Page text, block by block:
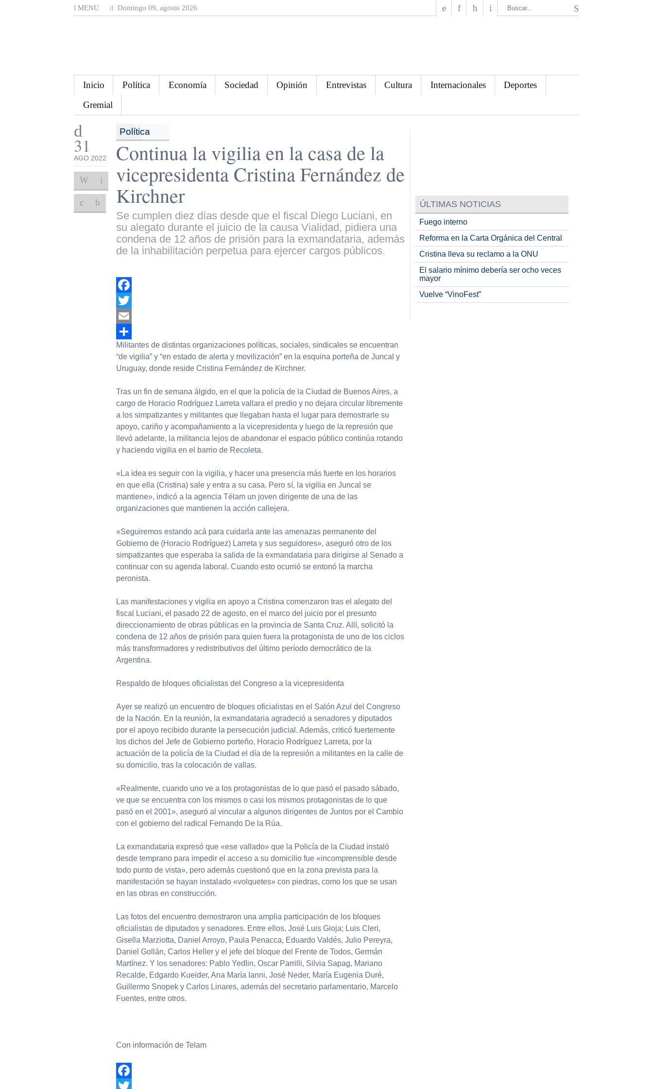
MENU Domingo 09, agosto 2026
Inicio Política Economía Sociedad Opinión Entrevistas Cultura Internacionales
Deportes
Gremial
31
AGO 2022
Política
Continua la vigilia en la casa de la
vicepresidenta Cristina Fernández de
Kirchner
Se cumplen diez días desde que el fiscal Diego Luciani, en
su alegato durante el juicio de la causa Vialidad, pidiera una
condena de 12 años de prisión para la exmandataria, además
de la inhabilitación perpetua para ejercer cargos públicos.
Facebook
Twitter
Email
Compartir
Militantes de distintas organizaciones políticas, sociales, sindicales se encuentran
“de vigilia” y “en estado de alerta y movilización” en la esquina porteña de Juncal y
Uruguay, donde reside Cristina Fernández de Kirchner.
Tras un fin de semana álgido, en el que la policía de la Ciudad de Buenos Aires, a
cargo de Horacio Rodríguez Larreta vallara el predio y no dejara circular libremente
a los simpatizantes y militantes que llegaban hasta el lugar para demostrarle su
apoyo, cariño y acompañamiento a la vicepresidenta y luego de la represión que
llevó adelante, la militancia lejos de abandonar el espacio público continúa rotando
y haciendo vigilia en el barrio de Recoleta.
«La idea es seguir con la vigilia, y hacer una presencia más fuerte en los horarios
en que ella (Cristina) sale y entra a su casa. Pero sí, la vigilia en Juncal se
mantiene», indicó a la agencia Télam un joven dirigente de una de las
organizaciones que mantienen la acción callejera.
«Seguiremos estando acá para cuidarla ante las amenazas permanente del
Gobierno de (Horacio Rodríguez) Larreta y sus seguidores», aseguró otro de los
simpatizantes que esperaba la salida de la exmandataria para dirigirse al Senado a
continuar con su agenda laboral. Cuando esto ocurrió se entonó la marcha
peronista.
Las manifestaciones y vigilia en apoyo a Cristina comenzaron tras el alegato del
fiscal Luciani, el pasado 22 de agosto, en el marco del juicio por el presunto
direccionamiento de obras públicas en la provincia de Santa Cruz. Allí, solicitó la
condena de 12 años de prisión para quien fuera la protagonista de uno de los ciclos
más transformadores y redistributivos del último período democrático de la
Argentina.
Respaldo de bloques oficialistas del Congreso a la vicepresidenta
Ayer se realizó un encuentro de bloques oficialistas en el Salón Azul del Congreso
de la Nación. En la reunión, la exmandataria agradeció a senadores y diputados
por el apoyo recibido durante la persecución judicial. Además, criticó fuertemente
los dichos del Jefe de Gobierno porteño, Horacio Rodríguez Larreta, por la
actuación de la policía de la Ciudad el día de la represión a militantes en la calle de
su domicilio, tras la colocación de vallas.
«Realmente, cuando uno ve a los protagonistas de lo que pasó el pasado sábado,
ve que se encuentra con los mismos o casi los mismos protagonistas de lo que
pasó en el 2001», aseguró al vincular a algunos dirigentes de Juntos por el Cambio
con el gobierno del radical Fernando De la Rúa.
La exmandataria expresó que «ese vallado» que la Policía de la Ciudad instaló
desde temprano para impedir el acceso a su domicilio fue «incomprensible desde
todo punto de vista», pero además cuestionó que en la zona prevista para la
manifestación se hayan instalado «volquetes» con piedras, como los que se usan
en las obras en construcción.
Las fotos del encuentro demostraron una amplia participación de los bloques
oficialistas de diputados y senadores. Entre ellos, José Luis Gioja; Luis Cleri,
Gisella Marziotta, Daniel Arroyo, Paula Penacca, Eduardo Valdés, Julio Pereyra,
Daniel Gollán, Carlos Heller y el jefe del bloque del Frente de Todos, Germán
Martínez. Y los senadores: Pablo Yedlin, Oscar Parrilli, Silvia Sapag, Mariano
Recalde, Edgardo Kueider, Ana María Ianni, José Neder, María Eugenia Duré,
Guillermo Snopek y Carlos Linares, además del secretario parlamentario, Marcelo
Fuentes, entre otros.
Con información de Telam
Facebook
ÚLTIMAS NOTICIAS
Fuego interno
Reforma en la Carta Orgánica del Central
Cristina lleva su reclamo a la ONU
El salario mínimo debería ser ocho veces
mayor
Vuelve “VinoFest”